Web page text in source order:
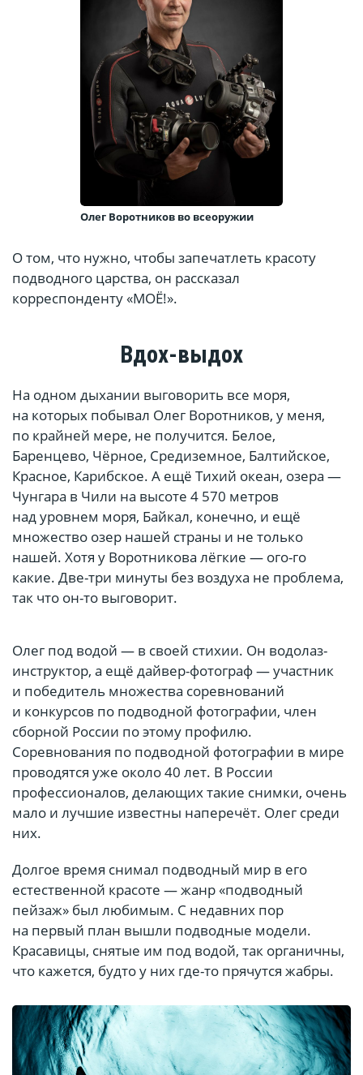
Олег Воротников во всеоружии
О том, что нужно, чтобы запечатлеть красоту
подводного царства, он рассказал
корреспонденту «МОЁ!».
Вдох-выдох
На одном дыхании выговорить все моря,
на которых побывал Олег Воротников, у меня,
по крайней мере, не получится. Белое,
Баренцево, Чёрное, Средиземное, Балтийское,
Красное, Карибское. А ещё Тихий океан, озера —
Чунгара в Чили на высоте 4 570 метров
над уровнем моря, Байкал, конечно, и ещё
множество озер нашей страны и не только
нашей. Хотя у Воротникова лёгкие — ого-го
какие. Две-три минуты без воздуха не проблема,
так что он-то выговорит.
Олег под водой — в своей стихии. Он водолаз-
инструктор, а ещё дайвер-фотограф — участник
и победитель множества соревнований
и конкурсов по подводной фотографии, член
сборной России по этому профилю.
Соревнования по подводной фотографии в мире
проводятся уже около 40 лет. В России
профессионалов, делающих такие снимки, очень
мало и лучшие известны наперечёт. Олег среди
них.
Долгое время снимал подводный мир в его
естественной красоте — жанр «подводный
пейзаж» был любимым. С недавних пор
на первый план вышли подводные модели.
Красавицы, снятые им под водой, так органичны,
что кажется, будто у них где-то прячутся жабры.